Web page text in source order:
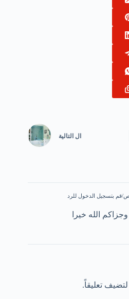
ال التالية
قم بتسجيل الدخول للرد
الله خيرا
لتضيف تعليقاً.